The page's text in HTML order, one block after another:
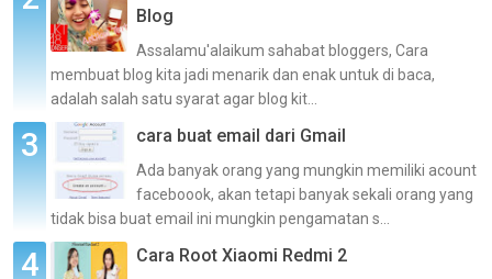
Blog
Assalamu'alaikum sahabat bloggers, Cara
membuat blog kita jadi menarik dan enak untuk di baca,
adalah salah satu syarat agar blog kit...
cara buat email dari Gmail
Ada banyak orang yang mungkin memiliki acount
faceboook, akan tetapi banyak sekali orang yang
tidak bisa buat email ini mungkin pengamatan s...
Cara Root Xiaomi Redmi 2